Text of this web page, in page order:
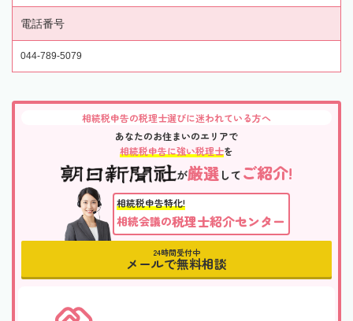
電話番号
044-789-5079
相続税申告の税理士選びに迷われている方へ
あなたのお住まいのエリアで
相続税申告に強い税理士を
が厳選して ご紹介!
相続税申告特化!
相続会議の税理士紹介センター
24時間受付中
メールで無料相談